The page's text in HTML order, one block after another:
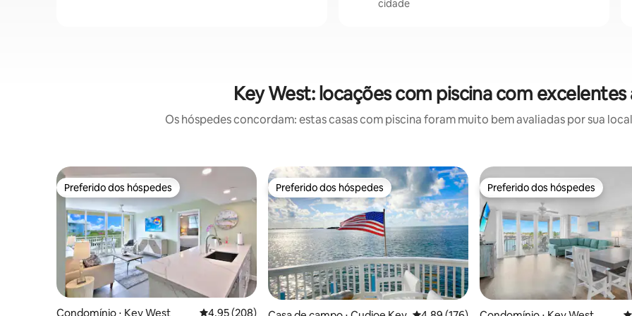
cidade
Key West: locações com piscina com excelentes
Os hóspedes concordam: estas casas com piscina foram muito bem avaliadas por sua
Preferido dos hóspedes
Preferido dos hóspedes
Condomínio ⋅ Key West 4,95 de uma avaliação média de 5, 208 avaliações
4,95 (208)
Preferido dos hóspedes
Preferido dos hóspedes Preferido dos hóspedes
Preferido dos hóspedes